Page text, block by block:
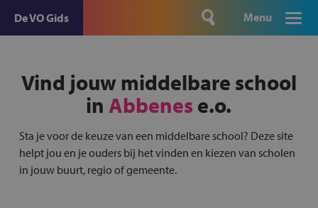
De VO Gids Menu
Vind jouw middelbare school
inAbbenes e.o.
Sta je voor de keuze van een middelbare school? Deze site
helpt jou en je ouders bij het vinden en kiezen van scholen
in jouw buurt, regio of gemeente.